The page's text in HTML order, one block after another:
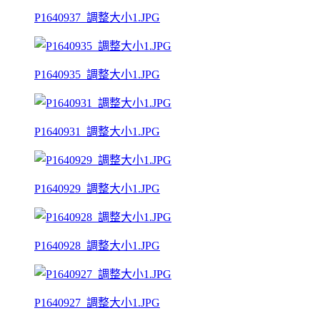
P1640937_調整大小1.JPG
P1640935_調整大小1.JPG
P1640931_調整大小1.JPG
P1640929_調整大小1.JPG
P1640928_調整大小1.JPG
P1640927_調整大小1.JPG